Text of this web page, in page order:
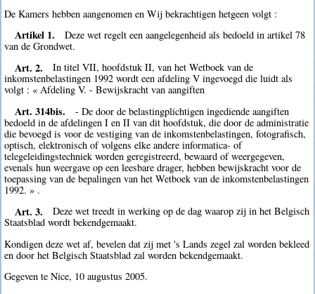
De Kamers hebben aangenomen en Wij bekrachtigen hetgeen volgt :
Artikel 1.
Deze wet regelt een aangelegenheid als bedoeld in artikel 78
van de Grondwet.
Art. 2.
In titel VII, hoofdstuk II, van het Wetboek van de
inkomstenbelastingen 1992 wordt een afdeling V ingevoegd die luidt als
volgt : « Afdeling V. - Bewijskracht van aangiften
Art. 314bis.
- De door de belastingplichtigen ingediende aangiften
bedoeld in de afdelingen I en II van dit hoofdstuk, die door de administratie
die bevoegd is voor de vestiging van de inkomstenbelastingen, fotografisch,
optisch, elektronisch of volgens elke andere informatica- of
telegeleidingstechniek worden geregistreerd, bewaard of weergegeven,
evenals hun weergave op een leesbare drager, hebben bewijskracht voor de
toepassing van de bepalingen van het Wetboek van de inkomstenbelastingen
1992. » .
Art. 3.
Deze wet treedt in werking op de dag waarop zij in het Belgisch
Staatsblad wordt bekendgemaakt.
Kondigen deze wet af, bevelen dat zij met 's Lands zegel zal worden bekleed
en door het Belgisch Staatsblad zal worden bekendgemaakt.
Gegeven te Nice, 10 augustus 2005.